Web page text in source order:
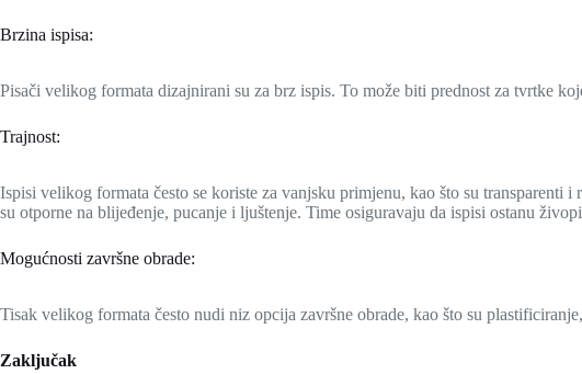
Brzina ispisa:
Pisači velikog formata dizajnirani su za brz ispis. To može biti prednost za tvrtke
Trajnost:
Ispisi velikog formata često se koriste za vanjsku primjenu, kao što su
su otporne na blijeđenje, pucanje i ljuštenje. Time osiguravaju da ispisi ostanu
Mogućnosti završne obrade:
Tisak velikog formata često nudi niz opcija završne obrade, kao što su
Zaključak